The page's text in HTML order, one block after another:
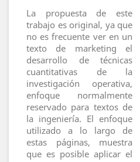
La propuesta de este
trabajo es original, ya que
no es frecuente ver en un
texto de marketing el
desarrollo de técnicas
cuantitativas de la
investigación operativa,
enfoque normalmente
reservado para textos de
la ingeniería. El enfoque
utilizado a lo largo de
estas páginas, muestra
que es posible aplicar el